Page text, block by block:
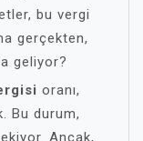
bu vergi
gerçekten,
geliyor?
oranı,
Bu durum,
Ancak,